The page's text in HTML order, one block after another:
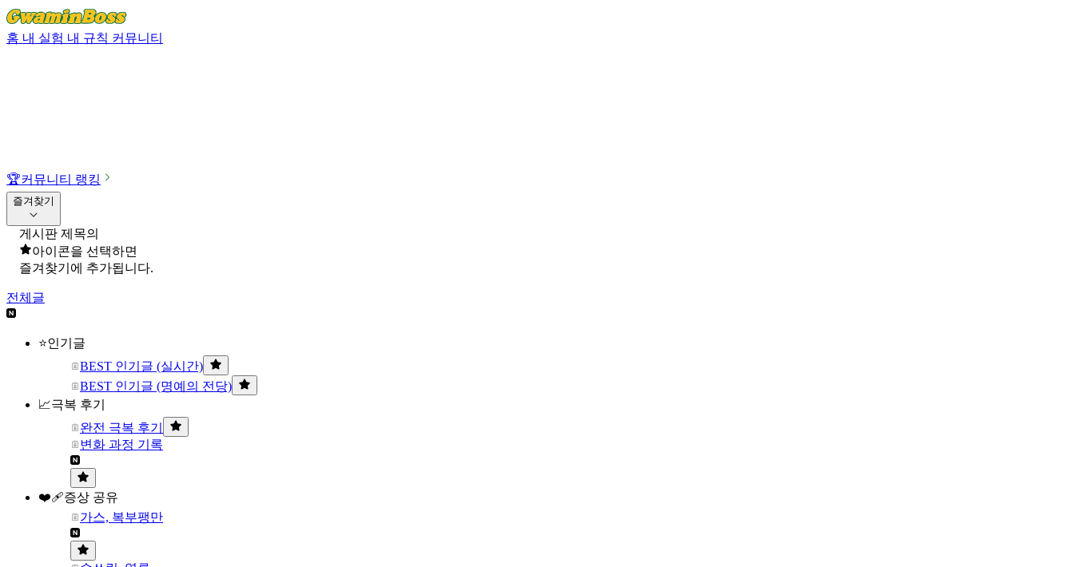
홈 내 실험 내 규칙 커뮤니티
🏆커뮤니티 랭킹
즐겨찾기
게시판 제목의
아이콘을 선택하면
즐겨찾기에 추가됩니다.
전체글
⭐인기글
BEST 인기글 (실시간)
BEST 인기글 (명예의 전당)
📈극복 후기
완전 극복 후기
변화 과정 기록
❤️‍🩹증상 공유
가스, 복부팽만